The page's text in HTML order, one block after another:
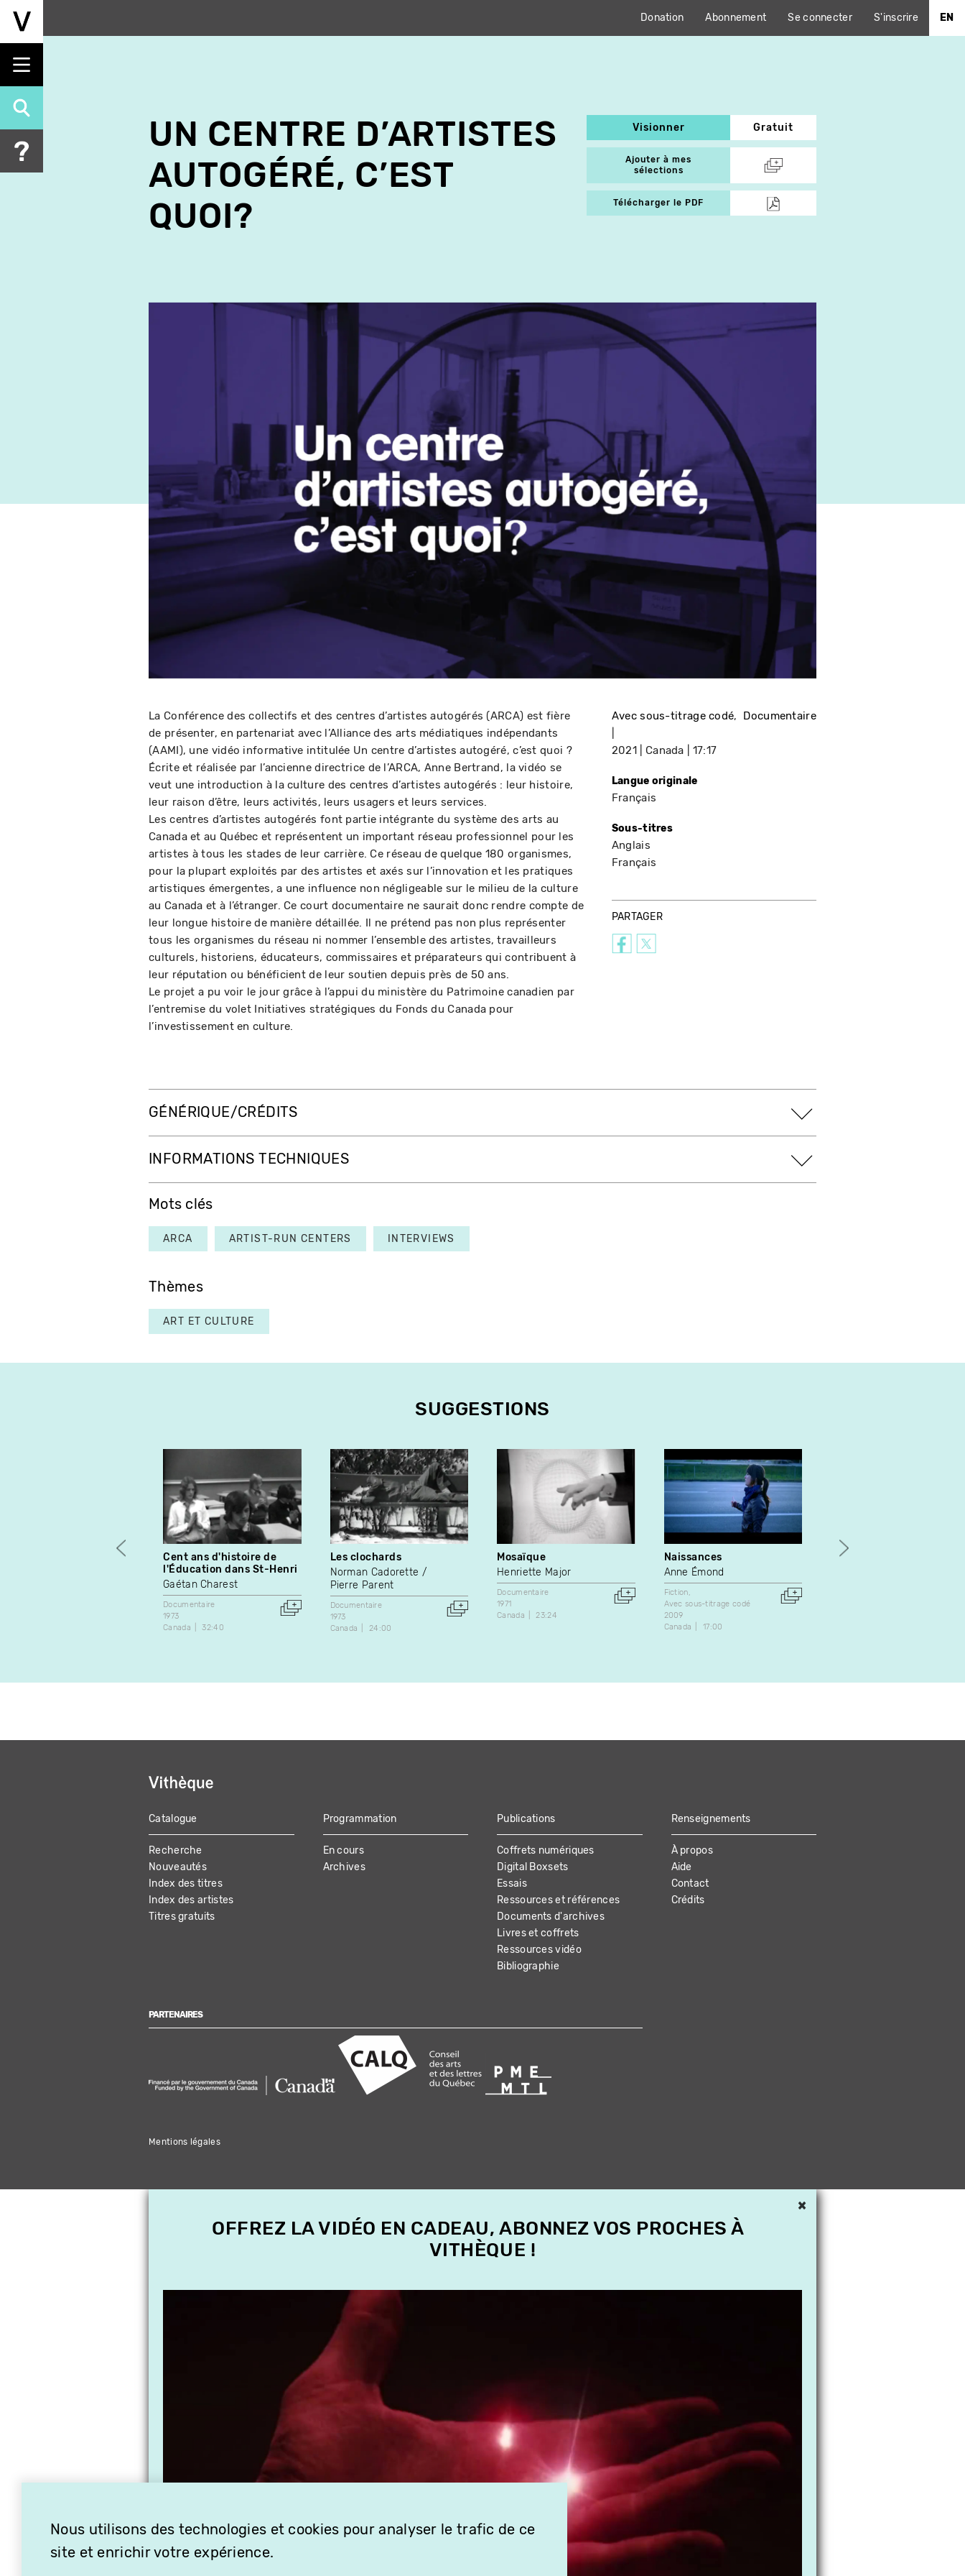
Aller
principal
Donation Abonnement Se connecter S'inscrire EN
UN CENTRE D’ARTISTES
AUTOGÉRÉ, C’EST
QUOI?
Visionner Gratuit
Ajouter à mes
sélections
Télécharger le PDF
La Conférence des collectifs et des centres d’artistes autogérés (ARCA) est fière
de présenter, en partenariat avec l’Alliance des arts médiatiques indépendants
(AAMI), une vidéo informative intitulée Un centre d’artistes autogéré, c’est quoi ?
Écrite et réalisée par l’ancienne directrice de l’ARCA, Anne Bertrand, la vidéo se
veut une introduction à la culture des centres d’artistes autogérés : leur histoire,
leur raison d’être, leurs activités, leurs usagers et leurs services.
Les centres d’artistes autogérés font partie intégrante du système des arts au
Canada et au Québec et représentent un important réseau professionnel pour les
artistes à tous les stades de leur carrière. Ce réseau de quelque 180 organismes,
pour la plupart exploités par des artistes et axés sur l’innovation et les pratiques
artistiques émergentes, a une influence non négligeable sur le milieu de la culture
au Canada et à l’étranger. Ce court documentaire ne saurait donc rendre compte de
leur longue histoire de manière détaillée. Il ne prétend pas non plus représenter
tous les organismes du réseau ni nommer l’ensemble des artistes, travailleurs
culturels, historiens, éducateurs, commissaires et préparateurs qui contribuent à
leur réputation ou bénéficient de leur soutien depuis près de 50 ans.
Le projet a pu voir le jour grâce à l’appui du ministère du Patrimoine canadien par
l’entremise du volet Initiatives stratégiques du Fonds du Canada pour
l’investissement en culture.
Avec sous-titrage codé Documentaire
2021 Canada 17:17
Langue originale
Français
Sous-titres
Anglais
Français
PARTAGER
GÉNÉRIQUE/CRÉDITS
INFORMATIONS TECHNIQUES
Mots clés
ARCA ARTIST-RUN CENTERS INTERVIEWS
Thèmes
ART ET CULTURE
SUGGESTIONS
Cent ans d'histoire de
l'Éducation dans St-Henri
Gaétan Charest
Documentaire
1973
Canada
32:40
Les clochards
Norman Cadorette
Pierre Parent
Documentaire
1973
Canada
24:00
Mosaïque
Henriette Major
Documentaire
1971
Canada
23:24
Naissances
Anne Émond
Fiction
Avec sous-titrage codé
2009
Canada
17:00
Lumen
MAIN
NAVIGATION
Catalogue
Recherche
Nouveautés
Index des titres
Index des artistes
Titres gratuits
Programmation
En cours
Archives
Publications
Coffrets numériques
Digital Boxsets
Essais
Ressources et références
Documents d'archives
Livres et coffrets
Ressources vidéo
Bibliographie
Renseignements
À propos
Aide
Contact
Crédits
PARTENAIRES
Mentions légales
Nous utilisons des technologies et cookies pour analyser le trafic de ce
site et enrichir votre expérience.
×
OFFREZ LA VIDÉO EN CADEAU, ABONNEZ VOS PROCHES À
VITHÈQUE !